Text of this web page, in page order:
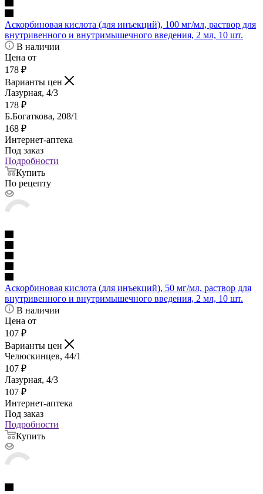
Аскорбиновая кислота (для инъекций), 100 мг/мл, раствор для
внутривенного и внутримышечного введения, 2 мл, 10 шт.
В наличии
Цена от
178 ₽
Варианты цен
Лазурная, 4/3
178 ₽
Б.Богаткова, 208/1
168 ₽
Интернет-аптека
Под заказ
Подробности
Купить
По рецепту
Аскорбиновая кислота (для инъекций), 50 мг/мл, раствор для
внутривенного и внутримышечного введения, 2 мл, 10 шт.
В наличии
Цена от
107 ₽
Варианты цен
Челюскинцев, 44/1
107 ₽
Лазурная, 4/3
107 ₽
Интернет-аптека
Под заказ
Подробности
Купить